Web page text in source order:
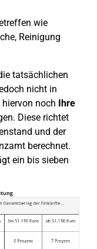
wie
Reinigung
tatsächlichen
nicht in
noch Ihre
Diese richtet
und der
berechnet.
ein bis sieben